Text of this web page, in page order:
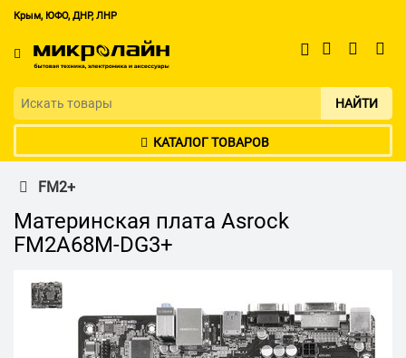
Крым, ЮФО, ДНР, ЛНР
НАЙТИ
КАТАЛОГ ТОВАРОВ
FM2+
Материнская плата Asrock
FM2A68M-DG3+